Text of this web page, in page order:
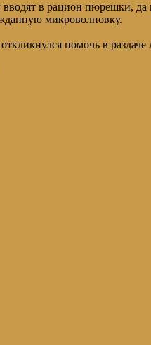
в рацион пюрешки, да
микроволновку.
помочь в раздаче